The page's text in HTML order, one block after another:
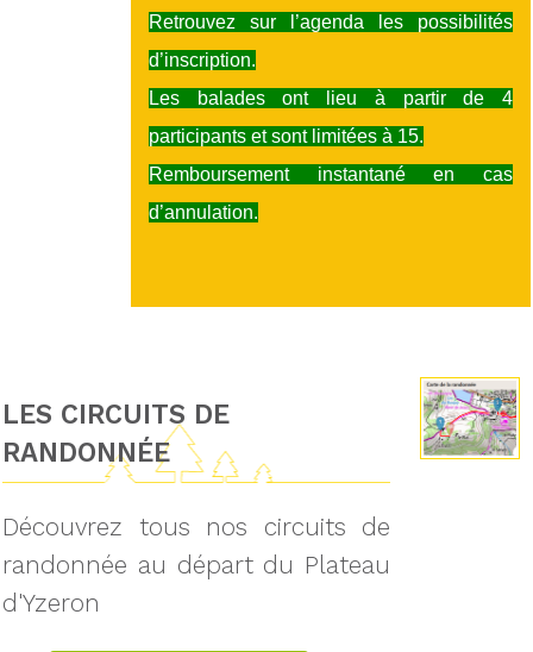
Retrouvez sur l’agenda les possibilités
d’inscription.
Les balades ont lieu à partir de 4
participants et sont limitées à 15.
Remboursement instantané en cas
d’annulation.
LES CIRCUITS DE
RANDONNÉE
Découvrez tous nos circuits de
randonnée au départ du Plateau
d'Yzeron